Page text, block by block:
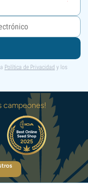
Política de Privacidad y los
campeones!